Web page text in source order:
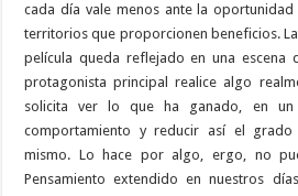
cada día vale menos ante la
territorios que proporcionen beneficios.
película queda reflejado en una escena
protagonista principal realice algo
solicita ver lo que ha ganado, en
comportamiento y reducir así el
mismo. Lo hace por algo, ergo, no
Pensamiento extendido en nuestros